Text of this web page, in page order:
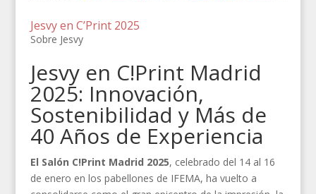
Jesvy en C’Print 2025
Sobre Jesvy
Jesvy en C!Print Madrid
2025: Innovación,
Sostenibilidad y Más de
40 Años de Experiencia
El Salón C!Print Madrid 2025, celebrado del 14 al 16
de enero en los pabellones de IFEMA, ha vuelto a